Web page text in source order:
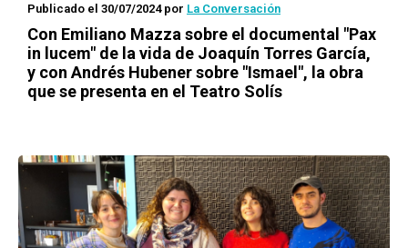
Publicado el 30/07/2024por La Conversación
Con Emiliano Mazza sobre el documental "Pax
in lucem" de la vida de Joaquín Torres García,
y con Andrés Hubener sobre "Ismael", la obra
que se presenta en el Teatro Solís